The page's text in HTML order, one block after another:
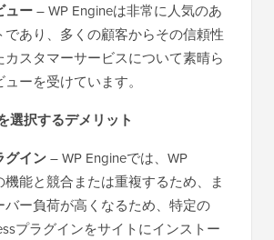
ュー– WP Engineは非常に人気のあ
であり、多くの顧客からその信頼性
カスタマーサービスについて素晴ら
ューを受けています。
選択するデメリット
グイン– WP Engineでは、WP
機能と競合または重複するため、ま
バー負荷が高くなるため、特定の
プラグインをサイトにインストー